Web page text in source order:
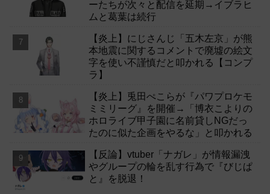
ーたちが次々と配信を延期→イブラヒ
ムと葛葉は続行
【炎上】にじさんじ「五木左京」が熊
本地震に関するコメントで廃墟の絵文
字を使い不謹慎だと叩かれる【コンプ
ラ】
【炎上】兎田ぺこらが『パワプロケモ
ミミリーグ』を開催→「博衣こよりの
ホロライブ甲子園に名前貸しNGだっ
たのに似た企画をやるな」と叩かれる
【反論】vtuber「ナガレ」が情報漏洩
やグループの輪を乱す行為で『びじぱ
と』を脱退！